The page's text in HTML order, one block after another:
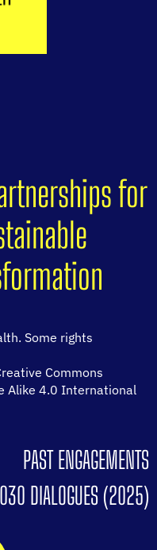
for
Some rights
Commons
Alike 4.0 International
PAST ENGAGEMENTS
DIALOGUES (2025)